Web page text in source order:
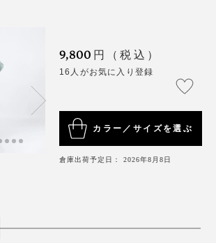
9,800 円（税込）
16人がお気に入り登録
カラー／サイズを選ぶ
倉庫出荷予定日： 2026年8月8日